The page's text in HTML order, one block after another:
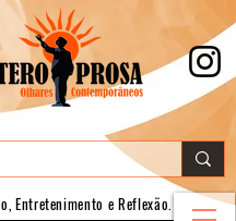
Entretenimento e Reflexão.